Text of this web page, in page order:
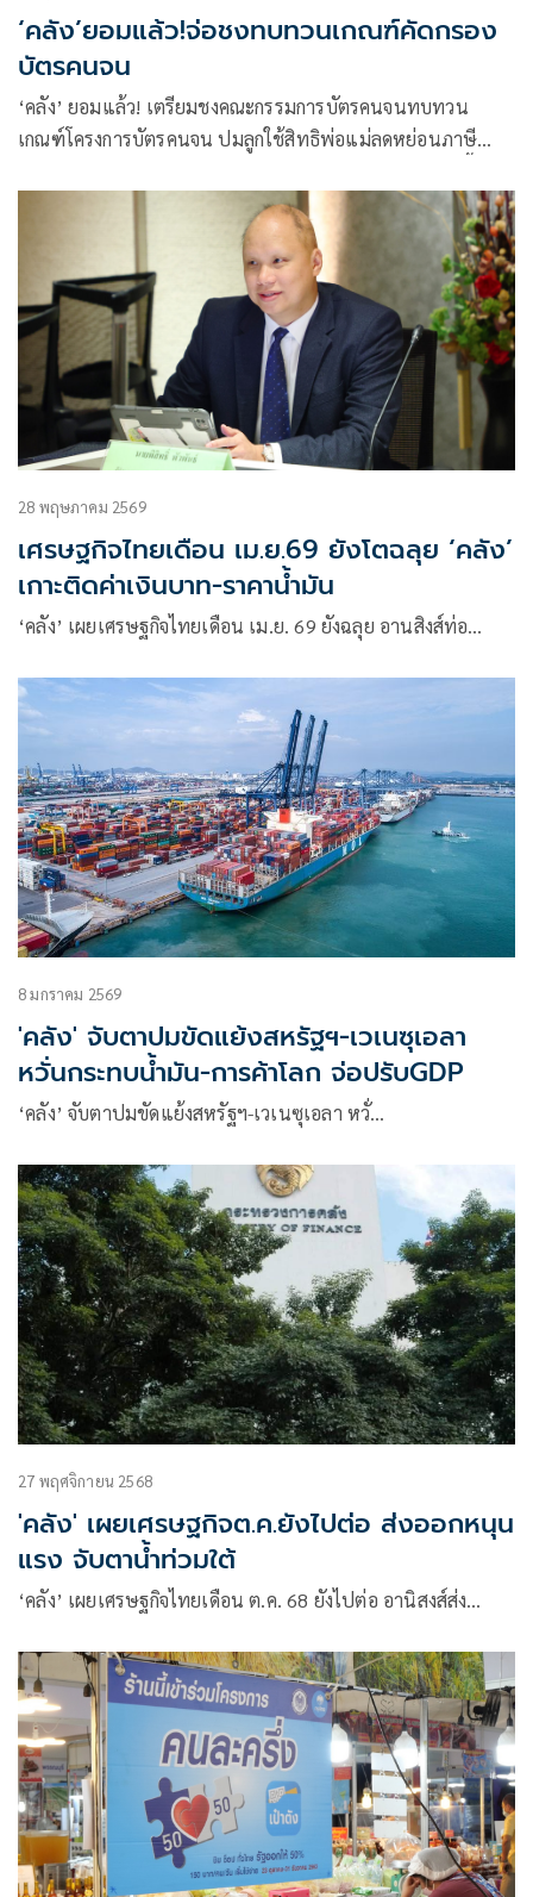
‘คลัง’ยอมแล้ว!จ่อชงทบทวนเกณฑ์คัดกรอง
บัตรคนจน
‘คลัง’ ยอมแล้ว! เตรียมชงคณะกรรมการบัตรคนจนทบทวน
เกณฑ์โครงการบัตรคนจน ปมลูกใช้สิทธิพ่อแม่ลดหย่อนภาษี
พร้อมรับฟังข้อเรียกร้องสมาคมภัตตาคารไทยอ้อนขอเข้าร่วม
ไทยช่วยไทย พลัส 60/40 ยันอยู่ระหว่างเร่งพิจารณาโครงการให้
ความช่วยเหลือให้ตรงจุดต่อไป
28 พฤษภาคม 2569
เศรษฐกิจไทยเดือน เม.ย.69 ยังโตฉลุย ‘คลัง’
เกาะติดค่าเงินบาท-ราคาน้ำมัน
‘คลัง’ เผยเศรษฐกิจไทยเดือน เม.ย. 69 ยังฉลุย อานสิงส์ท่อ…
8 มกราคม 2569
'คลัง' จับตาปมขัดแย้งสหรัฐฯ-เวเนซุเอลา
หวั่นกระทบน้ำมัน-การค้าโลก จ่อปรับGDP
‘คลัง’ จับตาปมขัดแย้งสหรัฐฯ-เวเนซุเอลา หวั่…
27 พฤศจิกายน 2568
'คลัง' เผยเศรษฐกิจต.ค.ยังไปต่อ ส่งออกหนุน
แรง จับตาน้ำท่วมใต้
‘คลัง’ เผยเศรษฐกิจไทยเดือน ต.ค. 68 ยังไปต่อ อานิสงส์ส่ง…